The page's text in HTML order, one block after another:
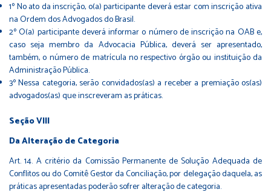
1º No ato da inscrição, o(a) participante deverá estar com inscrição ativa
na Ordem dos Advogados do Brasil.
2º O(a) participante deverá informar o número de inscrição na OAB e,
caso seja membro da Advocacia Pública, deverá ser apresentado,
também, o número de matrícula no respectivo órgão ou instituição da
Administração Pública.
3º Nessa categoria, serão convidados(as) a receber a premiação os(as)
advogados(as) que inscreveram as práticas.
Seção VIII
Da Alteração de Categoria
Art. 14. A critério da Comissão Permanente de Solução Adequada de
Conflitos ou do Comitê Gestor da Conciliação, por delegação daquela, as
práticas apresentadas poderão sofrer alteração de categoria.